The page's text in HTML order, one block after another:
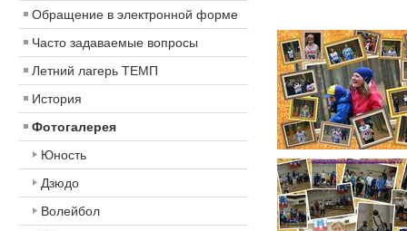
Обращение в электронной форме
Часто задаваемые вопросы
Летний лагерь ТЕМП
История
Фотогалерея
Юность
Дзюдо
Волейбол